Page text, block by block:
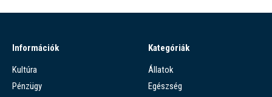
Információk
Kultúra
Pénzügy
Kategóriák
Állatok
Egészség